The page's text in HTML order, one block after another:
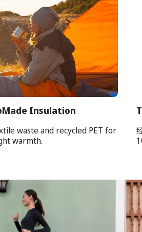
Insulation
waste and recycled PET for
warmth.